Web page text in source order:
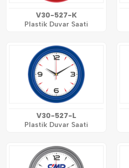
V30-527-K
Plastik Duvar Saati
V30-527-L
Plastik Duvar Saati